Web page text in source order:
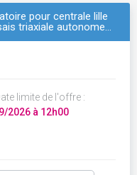
pour centrale lille
triaxiale autonome…
limite de l'offre :
2026 à 12h00